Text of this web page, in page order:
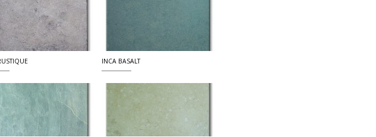
INCA BASALT